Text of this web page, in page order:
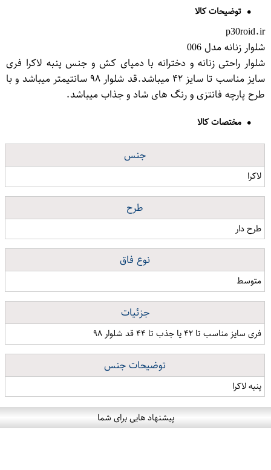
توضیحات کالا
p30roid.ir
شلوار زنانه مدل 006
شلوار راحتی زنانه و دخترانه با دمپای کش و جنس پنبه لاکرا فری
سایز مناسب تا سایز ۴۲ میباشد.قد شلوار ۹۸ سانتیمتر میباشد و با
طرح پارچه فانتزی و رنگ های شاد و جذاب میباشد.
مختصات کالا
جنس
لاکرا
طرح
طرح دار
نوع فاق
متوسط
جزئیات
فری سایز مناسب تا ۴۲ یا جذب تا ۴۴ قد شلوار ۹۸
توضیحات جنس
پنبه لاکرا
پیشنهاد هایی برای شما